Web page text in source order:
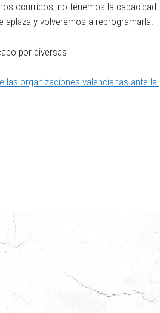
ocurridos, no tenemos la capacidad
aplaza y volveremos a reprogramarla.
por diversas
organizaciones-valencianas-ante-la-